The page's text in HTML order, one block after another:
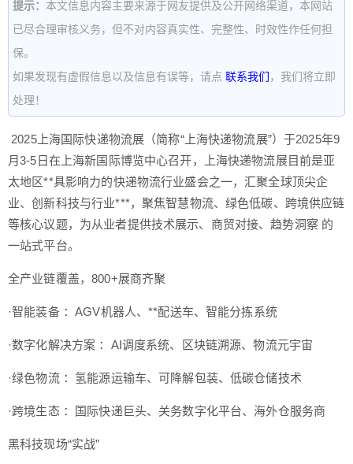
提示： 本文信息内容主要来源于网友提供及公开网络渠道，本网站
已尽合理审核义务，但不对内容真实性、完整性、时效性作任何担
保。
如果发现有虚假信息以及信息有误等，请点 联系我们 ，我们将立即
处理！
2025上海国际快递物流展（简称“上海快递物流展”）于2025年9
月3-5日在上海新国际博览中心召开，上海快递物流展目前是亚
太地区**具影响力的快递物流行业盛会之一，汇聚全球顶尖企
业、创新科技与行业***，聚焦智慧物流、绿色低碳、跨境供应链
等核心议题，为从业者提供技术展示、商贸对接、趋势洞察 的
一站式平台。
全产业链覆盖，800+展商齐聚
·智能装备 ：AGV机器人、**配送车、智能分拣系统
·数字化解决方案 ：AI调度系统、区块链溯源、物流元宇宙
·绿色物流 ：氢能源运输车、可降解包装、低碳仓储技术
·跨境生态 ：国际快递巨头、关务数字化平台、海外仓服务商
黑科技现场“实战”